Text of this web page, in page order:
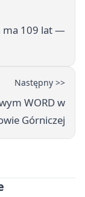
ma 109 lat —
Następny >>
WORD w
Górniczej